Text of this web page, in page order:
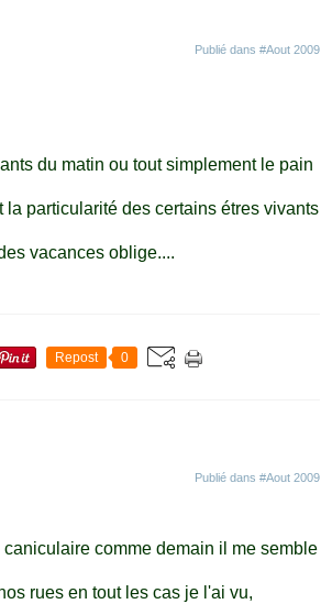
Publié dans #Aout 2009
du matin ou tout simplement le pain
particularité des certains étres vivants
vacances oblige....
Repost 0
Publié dans #Aout 2009
comme demain il me semble
rues en tout les cas je l'ai vu,